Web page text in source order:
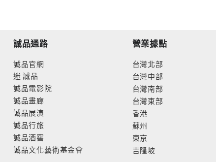
誠品通路
誠品官網
迷 誠品
誠品電影院
誠品畫廊
誠品展演
誠品行旅
誠品酒窖
誠品文化藝術基金會
營業據點
台灣北部
台灣中部
台灣南部
台灣東部
香港
蘇州
東京
吉隆坡